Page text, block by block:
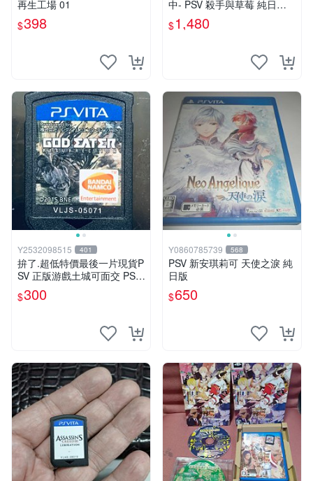
再生工場 01
$398
中- PSV 殺手與草莓 純日版
日文版 ※戀愛×懸疑※ 戀愛AD
V遊戲
$1,480
Y2532098515 401
拚了.超低特價最後一片現貨P
SV 正版游戲土城可面交 PSV
噬神者 解放重生 日版 【9成
新】✪裸片 二手九成新~
$300
Y0860785739 568
PSV 新安琪莉可 天使之淚 純
日版
$650